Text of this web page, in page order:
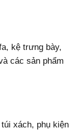
kệ trưng bày,
các sản phẩm
xách, phụ kiện